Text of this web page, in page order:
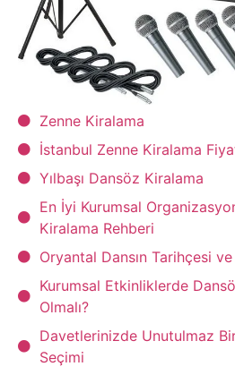
Zenne Kiralama
İstanbul Zenne Kiralama
Yılbaşı Dansöz Kiralama
En İyi Kurumsal
Kiralama Rehberi
Oryantal Dansın Tarihçesi
Kurumsal Etkinliklerde
Olmalı?
Davetlerinizde Unutulmaz
Seçimi